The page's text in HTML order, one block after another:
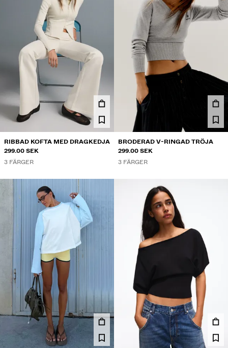
RIBBAD KOFTA MED DRAGKEDJA
299.00 SEK
3 FÄRGER
BRODERAD V-RINGAD TRÖJA
299.00 SEK
3 FÄRGER